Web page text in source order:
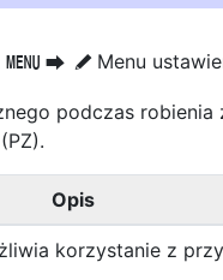
G U A Menu
podczas robienia
Opis
korzystanie z